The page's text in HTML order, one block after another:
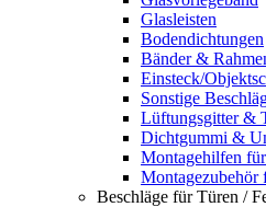
Glasleisten
Bodendichtungen
Bänder &
Einsteck/
Sonstige
Lüftungsgitter &
Dichtgummi &
Montagehilfen
Montagezubehör
Beschläge für Türen /